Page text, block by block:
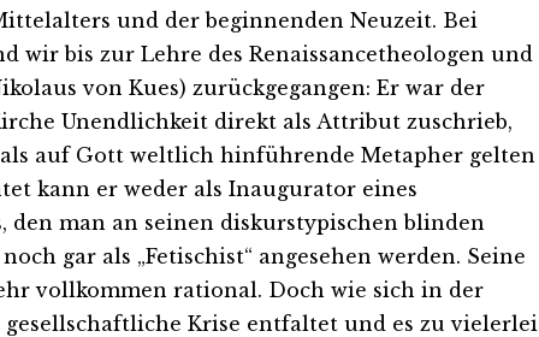
und der beginnenden Neuzeit. Bei
wir bis zur Lehre des Renaissancetheologen und
von Kues) zurückgegangen: Er war der
Unendlichkeit direkt als Attribut zuschrieb,
auf Gott weltlich hinführende Metapher gelten
kann er weder als Inaugurator eines
den man an seinen diskurstypischen blinden
gar als „Fetischist“ angesehen werden. Seine
vollkommen rational. Doch wie sich in der
Krise entfaltet und es zu vielerlei